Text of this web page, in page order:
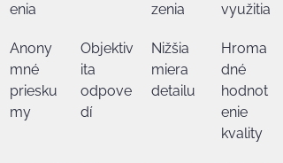
enia
zenia
využitia
Anony
mné
priesku
my
Objektiv
ita
odpove
dí
Nižšia
miera
detailu
Hroma
dné
hodnot
enie
kvality